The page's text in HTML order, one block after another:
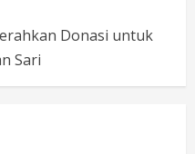
Donasi untuk
Sari